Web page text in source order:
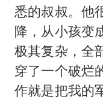
悉的叔叔。他
降，从小孩变
极其复杂，全
穿了一个破烂
作就是把我的